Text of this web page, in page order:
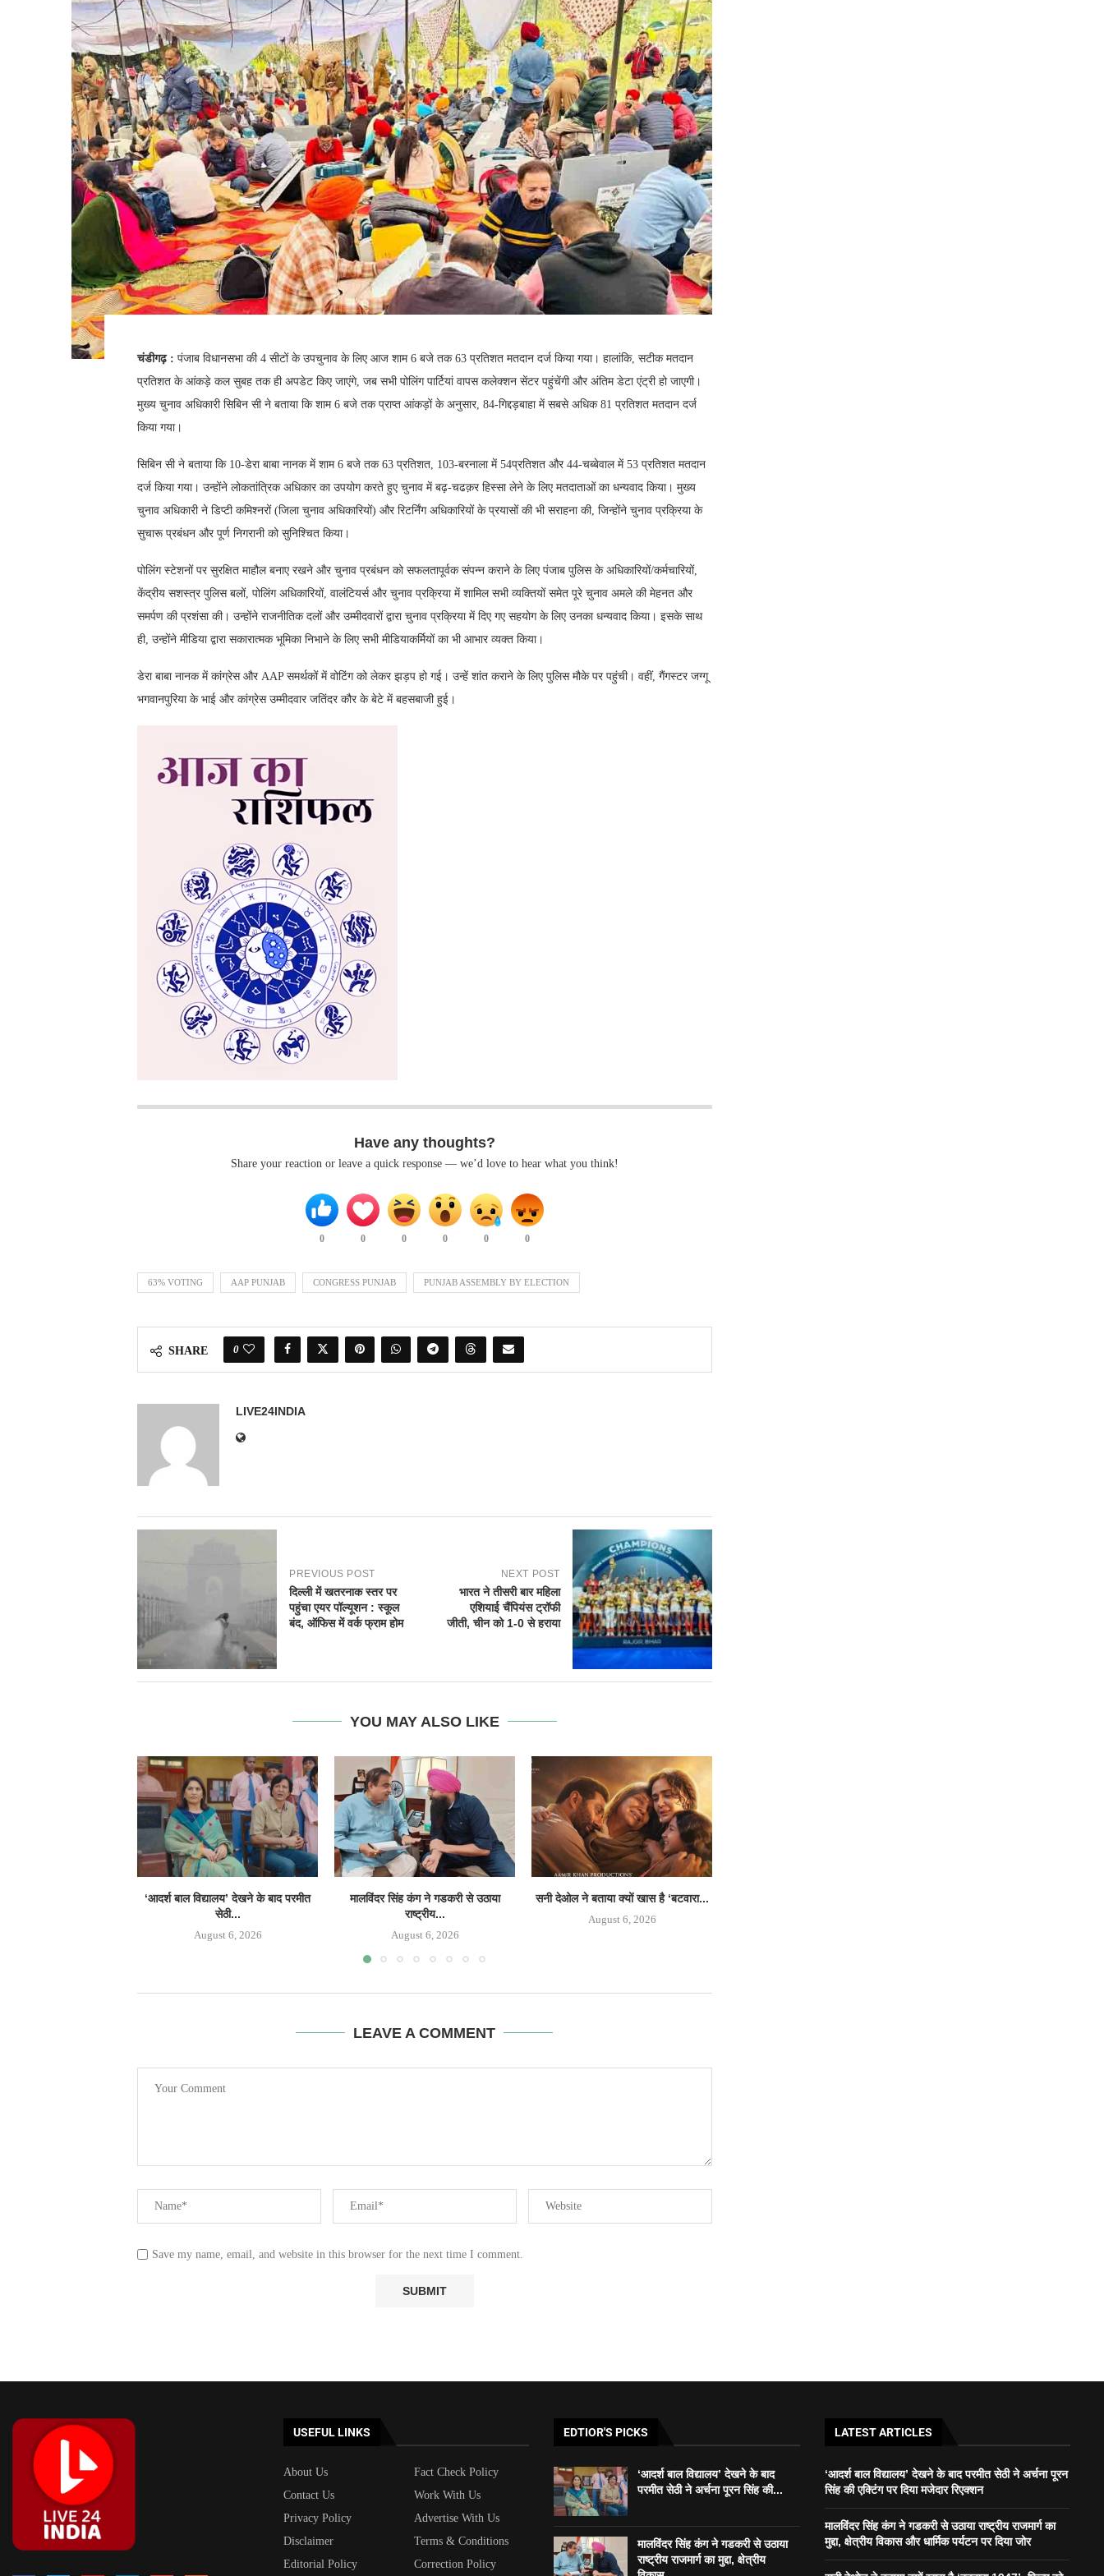
चंडीगढ़ : पंजाब विधानसभा की 4 सीटों के उपचुनाव के लिए आज शाम 6 बजे तक 63 प्रतिशत मतदान दर्ज किया गया। हालांकि, सटीक मतदान
प्रतिशत के आंकड़े कल सुबह तक ही अपडेट किए जाएंगे, जब सभी पोलिंग पार्टियां वापस कलेक्शन सेंटर पहुंचेंगी और अंतिम डेटा एंट्री हो जाएगी।
मुख्य चुनाव अधिकारी सिबिन सी ने बताया कि शाम 6 बजे तक प्राप्त आंकड़ों के अनुसार, 84-गिद्दड़बाहा में सबसे अधिक 81 प्रतिशत मतदान दर्ज
किया गया।
सिबिन सी ने बताया कि 10-डेरा बाबा नानक में शाम 6 बजे तक 63 प्रतिशत, 103-बरनाला में 54प्रतिशत और 44-चब्बेवाल में 53 प्रतिशत मतदान
दर्ज किया गया। उन्होंने लोकतांत्रिक अधिकार का उपयोग करते हुए चुनाव में बढ़-चढक़र हिस्सा लेने के लिए मतदाताओं का धन्यवाद किया। मुख्य
चुनाव अधिकारी ने डिप्टी कमिश्नरों (जिला चुनाव अधिकारियों) और रिटर्निंग अधिकारियों के प्रयासों की भी सराहना की, जिन्होंने चुनाव प्रक्रिया के
सुचारू प्रबंधन और पूर्ण निगरानी को सुनिश्चित किया।
पोलिंग स्टेशनों पर सुरक्षित माहौल बनाए रखने और चुनाव प्रबंधन को सफलतापूर्वक संपन्न कराने के लिए पंजाब पुलिस के अधिकारियों/कर्मचारियों,
केंद्रीय सशस्त्र पुलिस बलों, पोलिंग अधिकारियों, वालंटियर्स और चुनाव प्रक्रिया में शामिल सभी व्यक्तियों समेत पूरे चुनाव अमले की मेहनत और
समर्पण की प्रशंसा की। उन्होंने राजनीतिक दलों और उम्मीदवारों द्वारा चुनाव प्रक्रिया में दिए गए सहयोग के लिए उनका धन्यवाद किया। इसके साथ
ही, उन्होंने मीडिया द्वारा सकारात्मक भूमिका निभाने के लिए सभी मीडियाकर्मियों का भी आभार व्यक्त किया।
डेरा बाबा नानक में कांग्रेस और AAP समर्थकों में वोटिंग को लेकर झड़प हो गई। उन्हें शांत कराने के लिए पुलिस मौके पर पहुंची। वहीं, गैंगस्टर जग्गू
भगवानपुरिया के भाई और कांग्रेस उम्मीदवार जतिंदर कौर के बेटे में बहसबाजी हुई।
Have any thoughts?
Share your reaction or leave a quick response — we’d love to hear what you think!
0 0 0 0 0 0
63% VOTING AAP PUNJAB CONGRESS PUNJAB PUNJAB ASSEMBLY BY ELECTION
SHARE 0
LIVE24INDIA
PREVIOUS POST
दिल्ली में खतरनाक स्तर पर
पहुंचा एयर पॉल्यूशन : स्कूल
बंद, ऑफिस में वर्क फ्राम होम
NEXT POST
भारत ने तीसरी बार महिला
एशियाई चैंपियंस ट्रॉफी
जीती, चीन को 1-0 से हराया
YOU MAY ALSO LIKE
‘आदर्श बाल विद्यालय’ देखने के बाद परमीत
सेठी...
August 6, 2026
मालविंदर सिंह कंग ने गडकरी से उठाया
राष्ट्रीय...
August 6, 2026
सनी देओल ने बताया क्यों खास है ‘बटवारा...
August 6, 2026
LEAVE A COMMENT
Save my name, email, and website in this browser for the next time I comment.
USEFUL LINKS
About Us
Fact Check Policy
Contact Us
Work With Us
Privacy Policy
Advertise With Us
Disclaimer
Terms & Conditions
Editorial Policy
Correction Policy
EDTIOR'S PICKS
‘आदर्श बाल विद्यालय’ देखने के बाद
परमीत सेठी ने अर्चना पूरन सिंह की...
मालविंदर सिंह कंग ने गडकरी से उठाया
राष्ट्रीय राजमार्ग का मुद्दा, क्षेत्रीय
LATEST ARTICLES
‘आदर्श बाल विद्यालय’ देखने के बाद परमीत सेठी ने अर्चना पूरन
सिंह की एक्टिंग पर दिया मजेदार रिएक्शन
मालविंदर सिंह कंग ने गडकरी से उठाया राष्ट्रीय राजमार्ग का
मुद्दा, क्षेत्रीय विकास और धार्मिक पर्यटन पर दिया जोर